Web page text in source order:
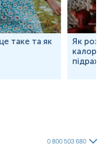
таке та як
Як
0 800 503 680